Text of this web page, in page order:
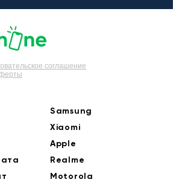
соглашение
Samsung
Xiaomi
Apple
Realme
Motorola